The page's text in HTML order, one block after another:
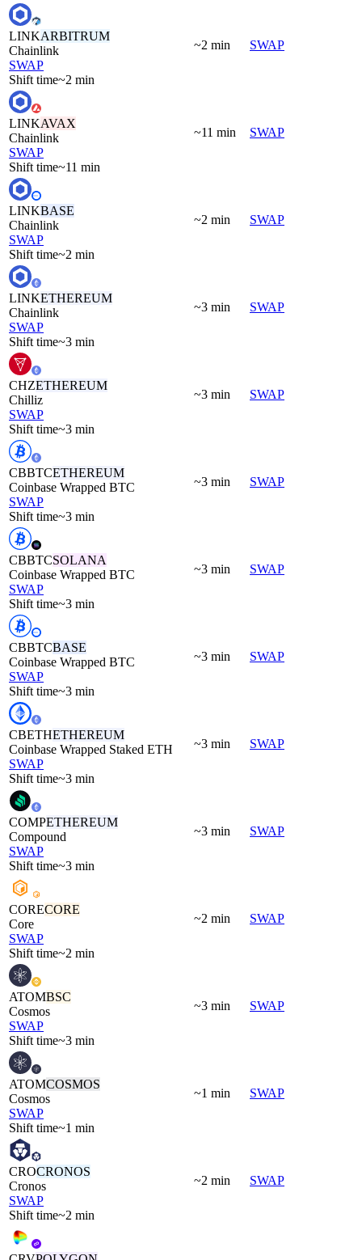
LINKARBITRUM
Chainlink
SWAP
Shift time~2 min
~2 min SWAP
LINKAVAX
Chainlink
SWAP
Shift time~11 min
~11 min SWAP
LINKBASE
Chainlink
SWAP
Shift time~2 min
~2 min SWAP
LINKETHEREUM
Chainlink
SWAP
Shift time~3 min
~3 min SWAP
CHZETHEREUM
Chilliz
SWAP
Shift time~3 min
~3 min SWAP
CBBTCETHEREUM
Coinbase Wrapped BTC
SWAP
Shift time~3 min
~3 min SWAP
CBBTCSOLANA
Coinbase Wrapped BTC
SWAP
Shift time~3 min
~3 min SWAP
CBBTCBASE
Coinbase Wrapped BTC
SWAP
Shift time~3 min
~3 min SWAP
CBETHETHEREUM
Coinbase Wrapped Staked ETH
SWAP
Shift time~3 min
~3 min SWAP
COMPETHEREUM
Compound
SWAP
Shift time~3 min
~3 min SWAP
CORECORE
Core
SWAP
Shift time~2 min
~2 min SWAP
ATOMBSC
Cosmos
SWAP
Shift time~3 min
~3 min SWAP
ATOMCOSMOS
Cosmos
SWAP
Shift time~1 min
~1 min SWAP
CROCRONOS
Cronos
SWAP
Shift time~2 min
~2 min SWAP